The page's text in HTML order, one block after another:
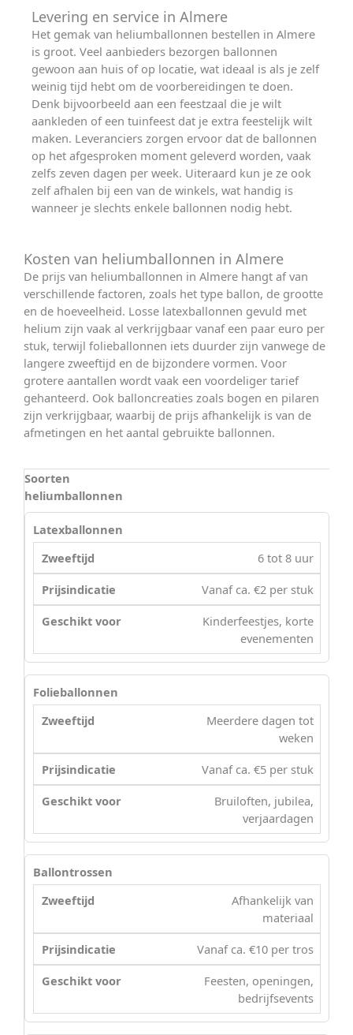
Levering en service in Almere
Het gemak van heliumballonnen bestellen in Almere
is groot. Veel aanbieders bezorgen ballonnen
gewoon aan huis of op locatie, wat ideaal is als je zelf
weinig tijd hebt om de voorbereidingen te doen.
Denk bijvoorbeeld aan een feestzaal die je wilt
aankleden of een tuinfeest dat je extra feestelijk wilt
maken. Leveranciers zorgen ervoor dat de ballonnen
op het afgesproken moment geleverd worden, vaak
zelfs zeven dagen per week. Uiteraard kun je ze ook
zelf afhalen bij een van de winkels, wat handig is
wanneer je slechts enkele ballonnen nodig hebt.
Kosten van heliumballonnen in Almere
De prijs van heliumballonnen in Almere hangt af van
verschillende factoren, zoals het type ballon, de grootte
en de hoeveelheid. Losse latexballonnen gevuld met
helium zijn vaak al verkrijgbaar vanaf een paar euro per
stuk, terwijl folieballonnen iets duurder zijn vanwege de
langere zweeftijd en de bijzondere vormen. Voor
grotere aantallen wordt vaak een voordeliger tarief
gehanteerd. Ook balloncreaties zoals bogen en pilaren
zijn verkrijgbaar, waarbij de prijs afhankelijk is van de
afmetingen en het aantal gebruikte ballonnen.
Soorten
heliumballonnen
Latexballonnen
6 tot 8 uur
Vanaf ca. €2 per stuk
Kinderfeestjes, korte
evenementen
Folieballonnen
Meerdere dagen tot
weken
Vanaf ca. €5 per stuk
Bruiloften, jubilea,
verjaardagen
Ballontrossen
Afhankelijk van
materiaal
Vanaf ca. €10 per tros
Feesten, openingen,
bedrijfsevents